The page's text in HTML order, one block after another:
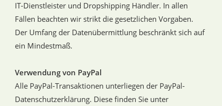
IT-Dienstleister und Dropshipping Händler. In allen
Fällen beachten wir strikt die gesetzlichen Vorgaben.
Der Umfang der Datenübermittlung beschränkt sich auf
ein Mindestmaß.
Verwendung von PayPal
Alle PayPal-Transaktionen unterliegen der PayPal-
Datenschutzerklärung. Diese finden Sie unter